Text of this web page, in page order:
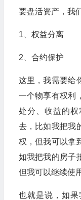
要盘活资产，我
1、权益分离
2、合约保护
这里，我需要给
一个物享有权利
处分、收益的
去，比如我把我
权，但我可以拿
如我把我的房子
但我可以继续使
也就是说，如